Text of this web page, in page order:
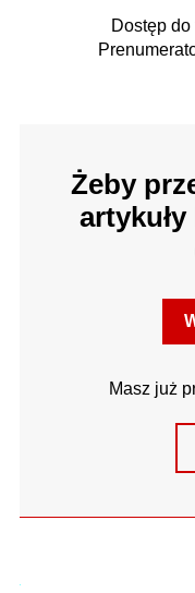
Dostęp do
Żeby
Masz już